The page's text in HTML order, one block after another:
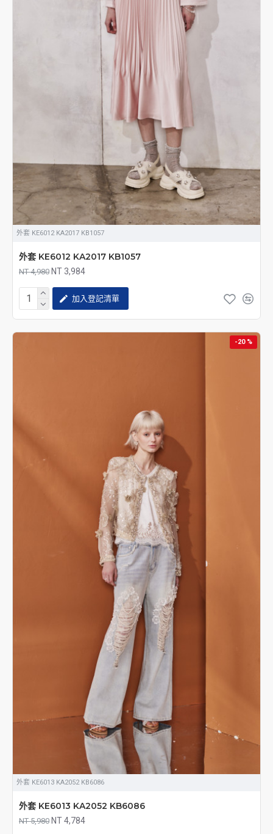
外套 KE6012 KA2017 KB1057
外套 KE6012 KA2017 KB1057
NT 4,980 NT 3,984
加入登記清單
-20 %
外套 KE6013 KA2052 KB6086
外套 KE6013 KA2052 KB6086
NT 5,980 NT 4,784